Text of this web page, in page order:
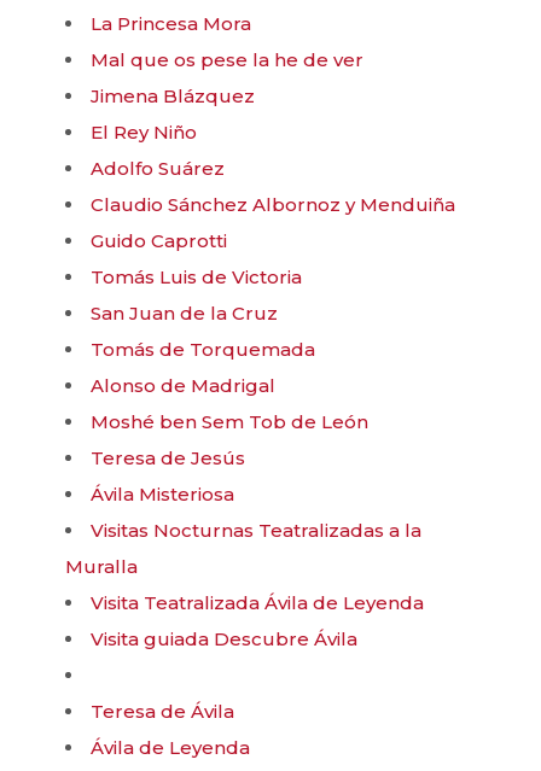
La Princesa Mora
Mal que os pese la he de ver
Jimena Blázquez
El Rey Niño
Adolfo Suárez
Claudio Sánchez Albornoz y Menduiña
Guido Caprotti
Tomás Luis de Victoria
San Juan de la Cruz
Tomás de Torquemada
Alonso de Madrigal
Moshé ben Sem Tob de León
Teresa de Jesús
Ávila Misteriosa
Visitas Nocturnas Teatralizadas a la
Muralla
Visita Teatralizada Ávila de Leyenda
Visita guiada Descubre Ávila
Teresa de Ávila
Ávila de Leyenda